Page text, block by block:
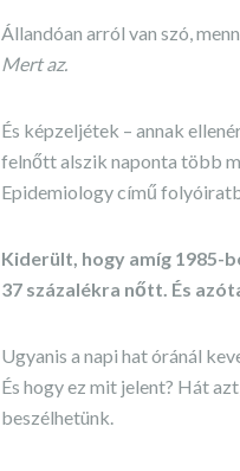
Állandóan arról van szó,
Mert az.
És képzeljétek – annak
felnőtt alszik naponta több
Epidemiology című
Kiderült, hogy amíg 1985-
37 százalékra nőtt. És
Ugyanis a napi hat óránál
És hogy ez mit jelent? Hát
beszélhetünk.